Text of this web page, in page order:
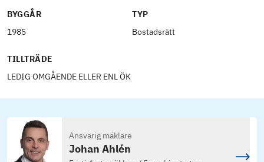
BYGGÅR
1985
TYP
Bostadsrätt
TILLTRÄDE
LEDIG OMGÅENDE ELLER ENL ÖK
Ansvarig mäklare
Johan Ahlén